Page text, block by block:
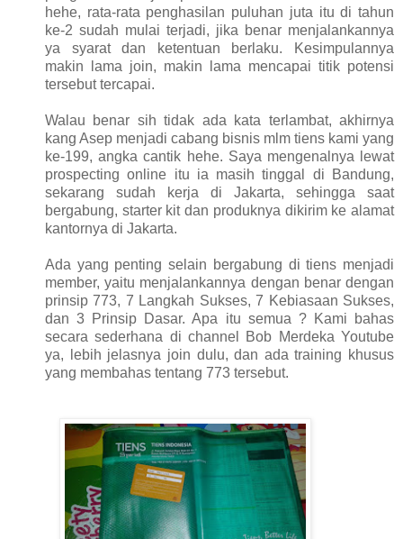
hehe, rata-rata penghasilan puluhan juta itu di tahun
ke-2 sudah mulai terjadi, jika benar menjalankannya
ya syarat dan ketentuan berlaku. Kesimpulannya
makin lama join, makin lama mencapai titik potensi
tersebut tercapai.
Walau benar sih tidak ada kata terlambat, akhirnya
kang Asep menjadi cabang bisnis mlm tiens kami yang
ke-199, angka cantik hehe. Saya mengenalnya lewat
prospecting online itu ia masih tinggal di Bandung,
sekarang sudah kerja di Jakarta, sehingga saat
bergabung, starter kit dan produknya dikirim ke alamat
kantornya di Jakarta.
Ada yang penting selain bergabung di tiens menjadi
member, yaitu menjalankannya dengan benar dengan
prinsip 773, 7 Langkah Sukses, 7 Kebiasaan Sukses,
dan 3 Prinsip Dasar. Apa itu semua ? Kami bahas
secara sederhana di channel Bob Merdeka Youtube
ya, lebih jelasnya join dulu, dan ada training khusus
yang membahas tentang 773 tersebut.